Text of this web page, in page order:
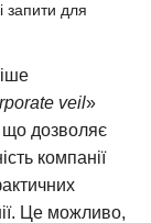
запити для
veil»
що дозволяє
компанії
Це можливо,